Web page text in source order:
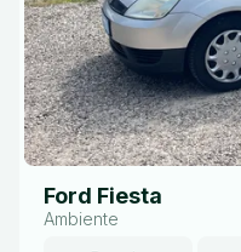
Ford Fiesta
Ambiente